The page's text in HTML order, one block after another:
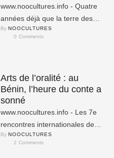
www.noocultures.info - Quatre
années déjà que la terre des
hommes intègres est la scène
By NOOCULTURES
0 Comments
Arts de l’oralité : au
Bénin, l’heure du conte a
sonné
www.noocultures.info - Les 7e
rencontres internationales des
arts de l'oralité (Riao) qui se
By NOOCULTURES
2 Comments